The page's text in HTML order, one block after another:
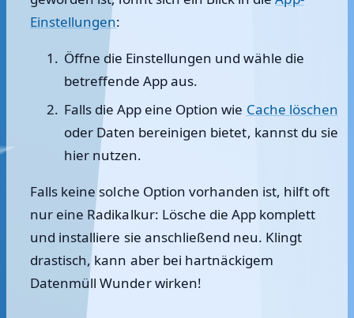
Einstellungen:
Öffne die Einstellungen und wähle die
betreffende Appaus.
Falls die App eine Option wie Cache löschen
oder Daten bereinigen bietet, kannst du sie
hier nutzen.
Falls keine solche Option vorhanden ist, hilft oft
nur eine Radikalkur: Lösche die App komplett
und installiere sie anschließend neu. Klingt
drastisch, kann aber bei hartnäckigem
Datenmüll Wunder wirken!